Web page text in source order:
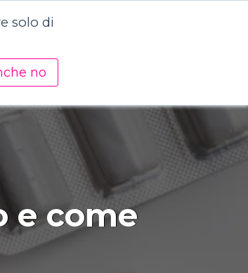
solo di
no
Risorse
e come